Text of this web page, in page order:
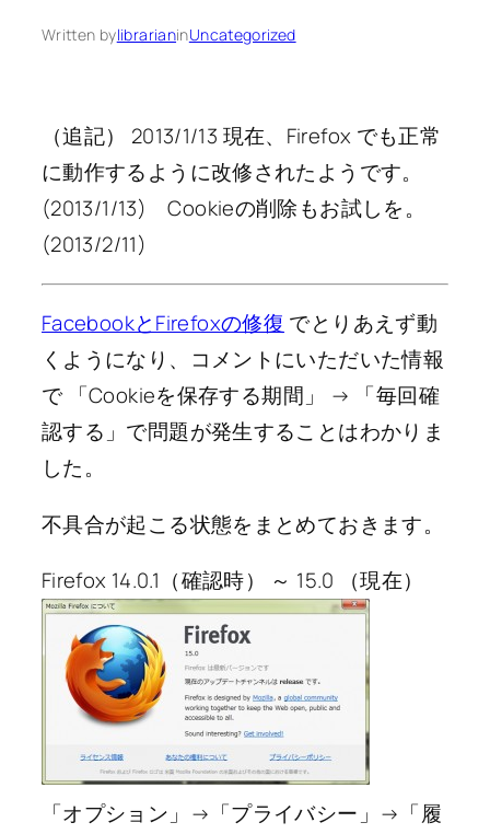
Written bylibrarianinUncategorized
（追記） 2013/1/13 現在、Firefox でも正常
に動作するように改修されたようです。
(2013/1/13) Cookieの削除もお試しを。
(2013/2/11)
FacebookとFirefoxの修復 でとりあえず動
くようになり、コメントにいただいた情報
で 「Cookieを保存する期間」 → 「毎回確
認する」で問題が発生することはわかりま
した。
不具合が起こる状態をまとめておきます。
Firefox 14.0.1（確認時） ～ 15.0 （現在）
「オプション」→「プライバシー」→「履